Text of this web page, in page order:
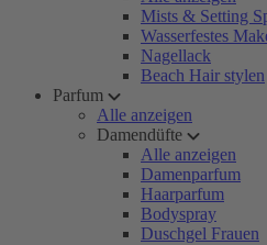
Mists & Setting
Wasserfestes
Nagellack
Beach Hair stylen
Parfum
Alle anzeigen
Damendüfte
Alle anzeigen
Damenparfum
Haarparfum
Bodyspray
Duschgel Frauen